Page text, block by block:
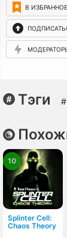
В ИЗБРАННОЕ
Тэги
Splinter Cell:
Chaos Theory
10